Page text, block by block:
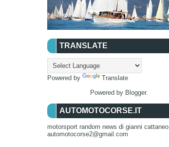
TRANSLATE
Powered by
Translate
Powered by Blogger.
AUTOMOTOCORSE.IT
motorsport random news di gianni cattaneo
automotocorse2@gmail.com